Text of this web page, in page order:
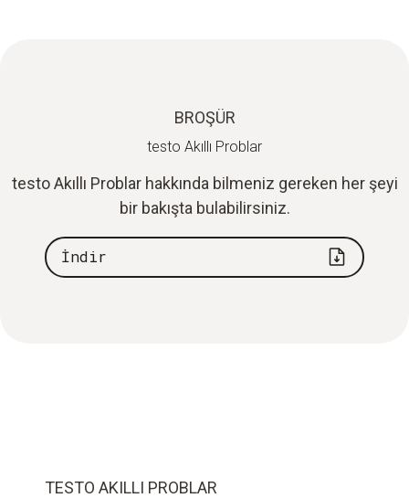
BROŞÜR
testo Akıllı Problar
testo Akıllı Problar hakkında bilmeniz gereken her şeyi
bir bakışta bulabilirsiniz.
İndir
TESTO AKILLI PROBLAR